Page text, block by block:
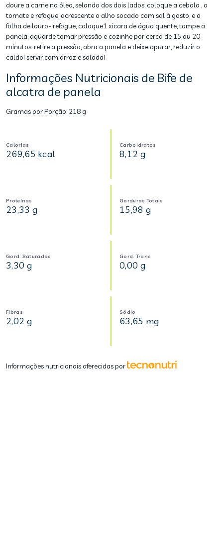
doure a carne no óleo, selando dos dois lados, coloque a cebola , o
tomate e refogue, acrescente o alho socado com sal à gosto, e a
folha de louro- refogue, coloque1 xicara de água quente, tampe a
panela, aguarde tomar pressão e cozinhe por cerca de 15 ou 20
minutos. retire a pressão, abra a panela e deixe apurar, reduzir o
caldo! servir com arroz e salada!
Informações Nutricionais de Bife de
alcatra de panela
Gramas por Porção: 218 g
Calorias
269,65 kcal
Carboidratos
8,12 g
Proteínas
23,33 g
Gorduras Totais
15,98 g
Gord. Saturadas
3,30 g
Gord. Trans
0,00 g
Fibras
2,02 g
Sódio
63,65 mg
Informações nutricionais oferecidas por